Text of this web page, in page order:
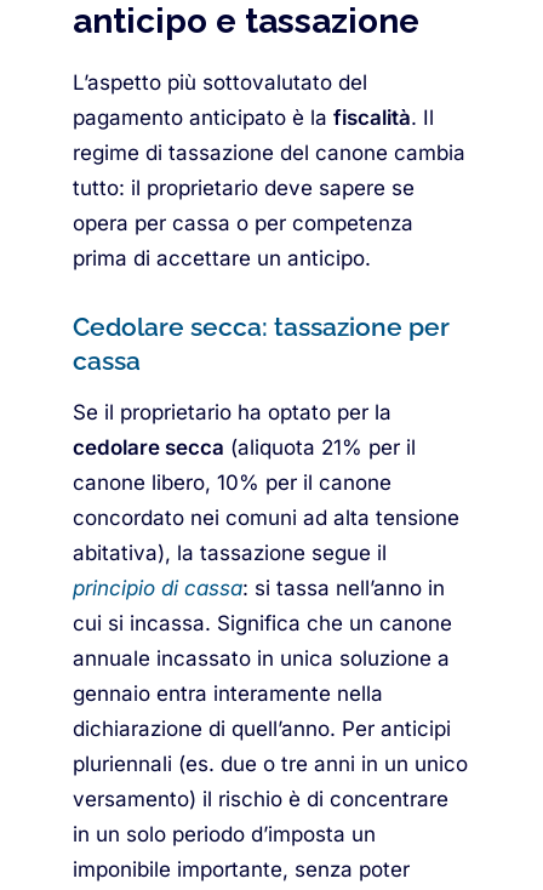
anticipo e tassazione
L’aspetto più sottovalutato del
pagamento anticipato è la fiscalità. Il
regime di tassazione del canone cambia
tutto: il proprietario deve sapere se
opera per cassa o per competenza
prima di accettare un anticipo.
Cedolare secca: tassazione per
cassa
Se il proprietario ha optato per la
cedolare secca (aliquota 21% per il
canone libero, 10% per il canone
concordato nei comuni ad alta tensione
abitativa), la tassazione segue il
principio di cassa: si tassa nell’anno in
cui si incassa. Significa che un canone
annuale incassato in unica soluzione a
gennaio entra interamente nella
dichiarazione di quell’anno. Per anticipi
pluriennali (es. due o tre anni in un unico
versamento) il rischio è di concentrare
in un solo periodo d’imposta un
imponibile importante, senza poter